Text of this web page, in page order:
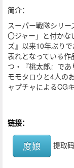
简介：
スーパー戦隊シリ
〇ジャー」と付か
ズ』以来10年ぶり
表れとなっている
つ・『桃太郎』で
モモタロウと4人の
ャプチャによるCG
链接：
度娘 提取码